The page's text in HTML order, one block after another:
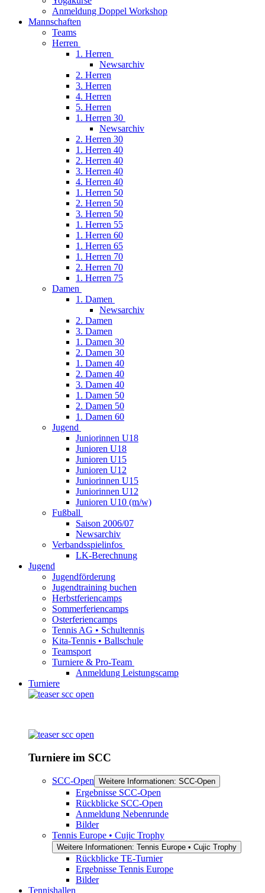
Anmeldung Doppel Workshop
Mannschaften
Teams
Herren
1. Herren
Newsarchiv
2. Herren
3. Herren
4. Herren
5. Herren
1. Herren 30
Newsarchiv
2. Herren 30
1. Herren 40
2. Herren 40
3. Herren 40
4. Herren 40
1. Herren 50
2. Herren 50
3. Herren 50
1. Herren 55
1. Herren 60
1. Herren 65
1. Herren 70
2. Herren 70
1. Herren 75
Damen
1. Damen
Newsarchiv
2. Damen
3. Damen
1. Damen 30
2. Damen 30
1. Damen 40
2. Damen 40
3. Damen 40
1. Damen 50
2. Damen 50
1. Damen 60
Jugend
Juniorinnen U18
Junioren U18
Junioren U15
Junioren U12
Juniorinnen U15
Juniorinnen U12
Junioren U10 (m/w)
Fußball
Saison 2006/07
Newsarchiv
Verbandsspielinfos
LK-Berechnung
Jugend
Jugendförderung
Jugendtraining buchen
Herbstferiencamps
Sommerferiencamps
Osterferiencamps
Tennis AG • Schultennis
Kita-Tennis • Ballschule
Teamsport
Turniere & Pro-Team
Anmeldung Leistungscamp
Turniere
Turniere im SCC
SCC-Open Weitere Informationen: SCC-Open
Ergebnisse SCC-Open
Rückblicke SCC-Open
Anmeldung Nebenrunde
Bilder
Tennis Europe • Cujic Trophy
Weitere Informationen: Tennis Europe • Cujic Trophy
Rückblicke TE-Turnier
Ergebnisse Tennis Europe
Bilder
Tennishallen